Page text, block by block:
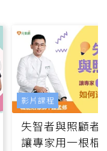
失智者與照顧者
讓專家用一根棍
影片課程